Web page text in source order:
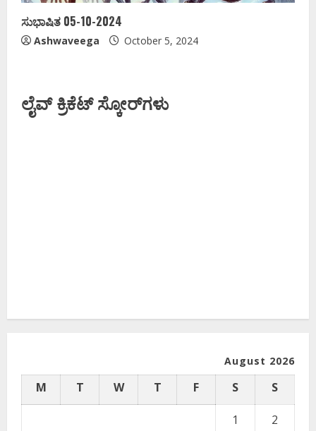
ಸುಭಾಷಿತ 05-10-2024
Ashwaveega October 5, 2024
ಲೈವ್ ಕ್ರಿಕೆಟ್ ಸ್ಕೋರ್‌ಗಳು
August 2026
M T W T F S S
1
2